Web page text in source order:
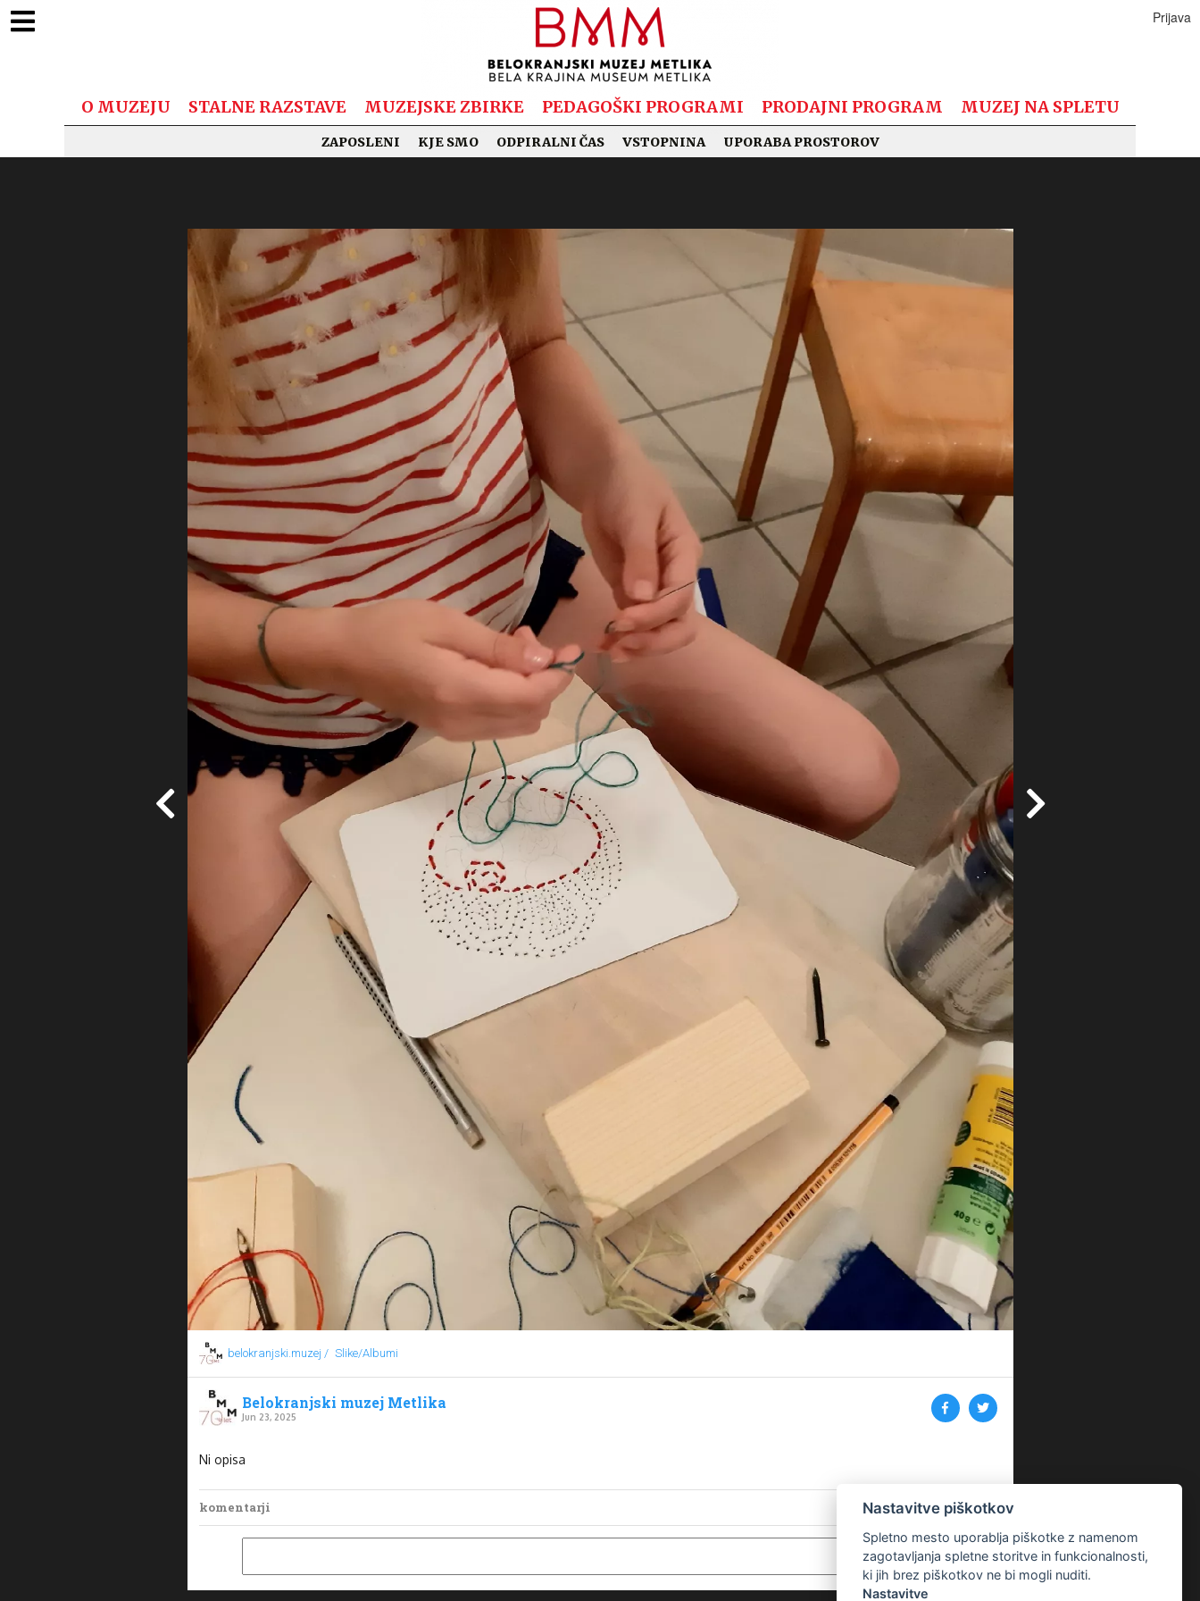
O MUZEJU STALNE RAZSTAVE MUZEJSKE ZBIRKE PEDAGOŠKI PROGRAMI PRODAJNI PROGRAM MUZEJ NA SPLETU
ZAPOSLENI KJE SMO ODPIRALNI ČAS VSTOPNINA UPORABA PROSTOROV
Prijava
belokranjski.muzej / Slike/Albumi
Belokranjski muzej Metlika
Jun 23, 2025
Ni opisa
komentarji Nastavitve piškotkov
Spletno mesto uporablja piškotke z namenom
zagotavljanja spletne storitve in funkcionalnosti,
ki jih brez piškotkov ne bi mogli nuditi.
Nastavitve